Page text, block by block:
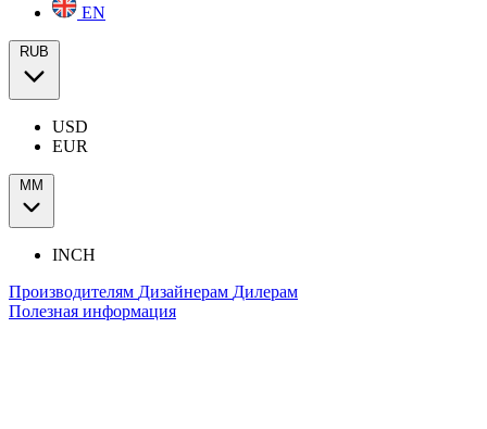
EN
RUB
USD
EUR
ММ
INCH
Производителям Дизайнерам Дилерам
Полезная информация